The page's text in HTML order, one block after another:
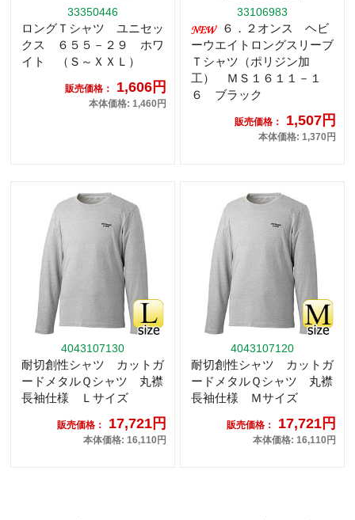
33350446
ロングＴシャツ ユニセッ
クス ６５５－２９ ホワ
イト （Ｓ～ＸＸＬ）
販売価格： 1,606円
本体価格: 1,460円
33106983
６．２オンス ヘビ
ーウエイトロングスリーブ
Ｔシャツ（ポリジン加
工） ＭＳ１６１１－１
６ ブラック
販売価格： 1,507円
本体価格: 1,370円
4043107130
耐切創性シャツ カットガ
ードメタルＱシャツ 丸襟
長袖仕様 Ｌサイズ
販売価格： 17,721円
本体価格: 16,110円
4043107120
耐切創性シャツ カットガ
ードメタルＱシャツ 丸襟
長袖仕様 Ｍサイズ
販売価格： 17,721円
本体価格: 16,110円